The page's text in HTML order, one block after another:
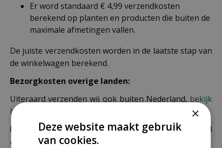
Er word standaard € 4,99 verzendkosten
berekend op planten en producten die buiten de
maximale afmetingen vallen.
De juiste verzendkosten worden in de laatste stap van
de winkelwagen berekend.
Bezorgkosten overige landen:
Uiteraard verzenden wij ook buiten Nederland, bekijk
hier de verzendkosten.
Let op: extra kosten bij niet ophalen of verkeerd
adres
×
Deze website maakt gebruik
van cookies.